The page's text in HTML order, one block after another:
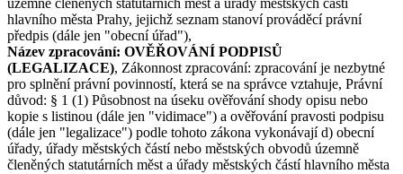
hlavního města Prahy, jejichž seznam stanoví prováděcí právní
předpis (dále jen "obecní úřad"),
Název zpracování: OVĚŘOVÁNÍ PODPISŮ
(LEGALIZACE), Zákonnost zpracování: zpracování je nezbytné
pro splnění právní povinností, která se na správce vztahuje, Právní
důvod: § 1 (1) Působnost na úseku ověřování shody opisu nebo
kopie s listinou (dále jen "vidimace") a ověřování pravosti podpisu
(dále jen "legalizace") podle tohoto zákona vykonávají d) obecní
úřady, úřady městských částí nebo městských obvodů územně
členěných statutárních měst a úřady městských částí hlavního města